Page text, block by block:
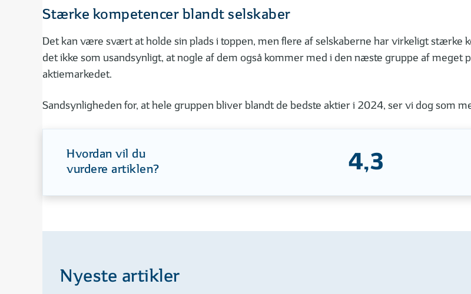
Stærke kompetencer blandt selskaber
Det kan være svært at holde sin plads i toppen, men flere af selskaberne har virkeligt stærke
det ikke som usandsynligt, at nogle af dem også kommer med i den næste gruppe af
aktiemarkedet.
Sandsynligheden for, at hele gruppen bliver blandt de bedste aktier i 2024, ser vi dog som
Hvordan vil du
vurdere artiklen?
4,3
Nyeste artikler